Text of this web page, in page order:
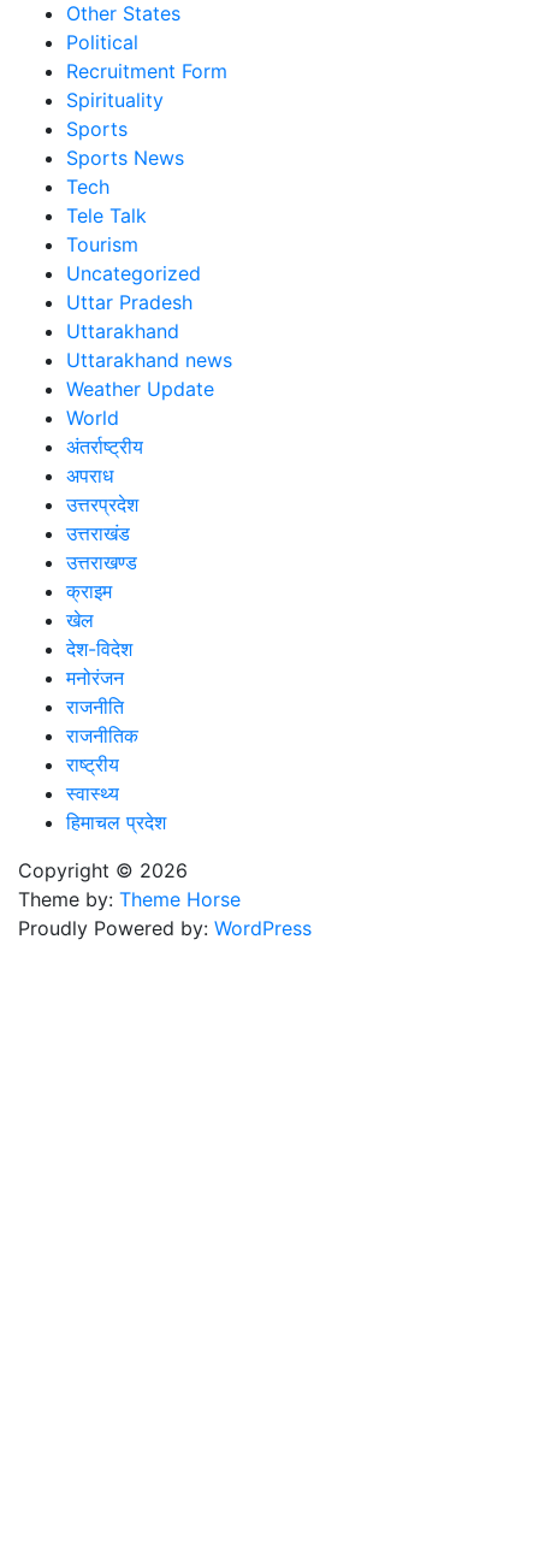
Other States
Political
Recruitment Form
Spirituality
Sports
Sports News
Tech
Tele Talk
Tourism
Uncategorized
Uttar Pradesh
Uttarakhand
Uttarakhand news
Weather Update
World
अंतर्राष्ट्रीय
अपराध
उत्तरप्रदेश
उत्तराखंड
उत्तराखण्ड
क्राइम
खेल
देश-विदेश
मनोरंजन
राजनीति
राजनीतिक
राष्ट्रीय
स्वास्थ्य
हिमाचल प्रदेश
Copyright © 2026
Theme by: Theme Horse
Proudly Powered by: WordPress